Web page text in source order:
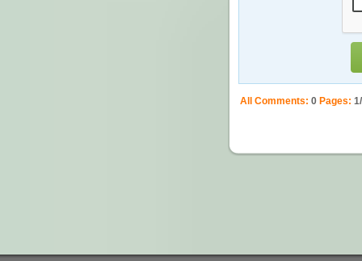
All Comments: 0 Pages: